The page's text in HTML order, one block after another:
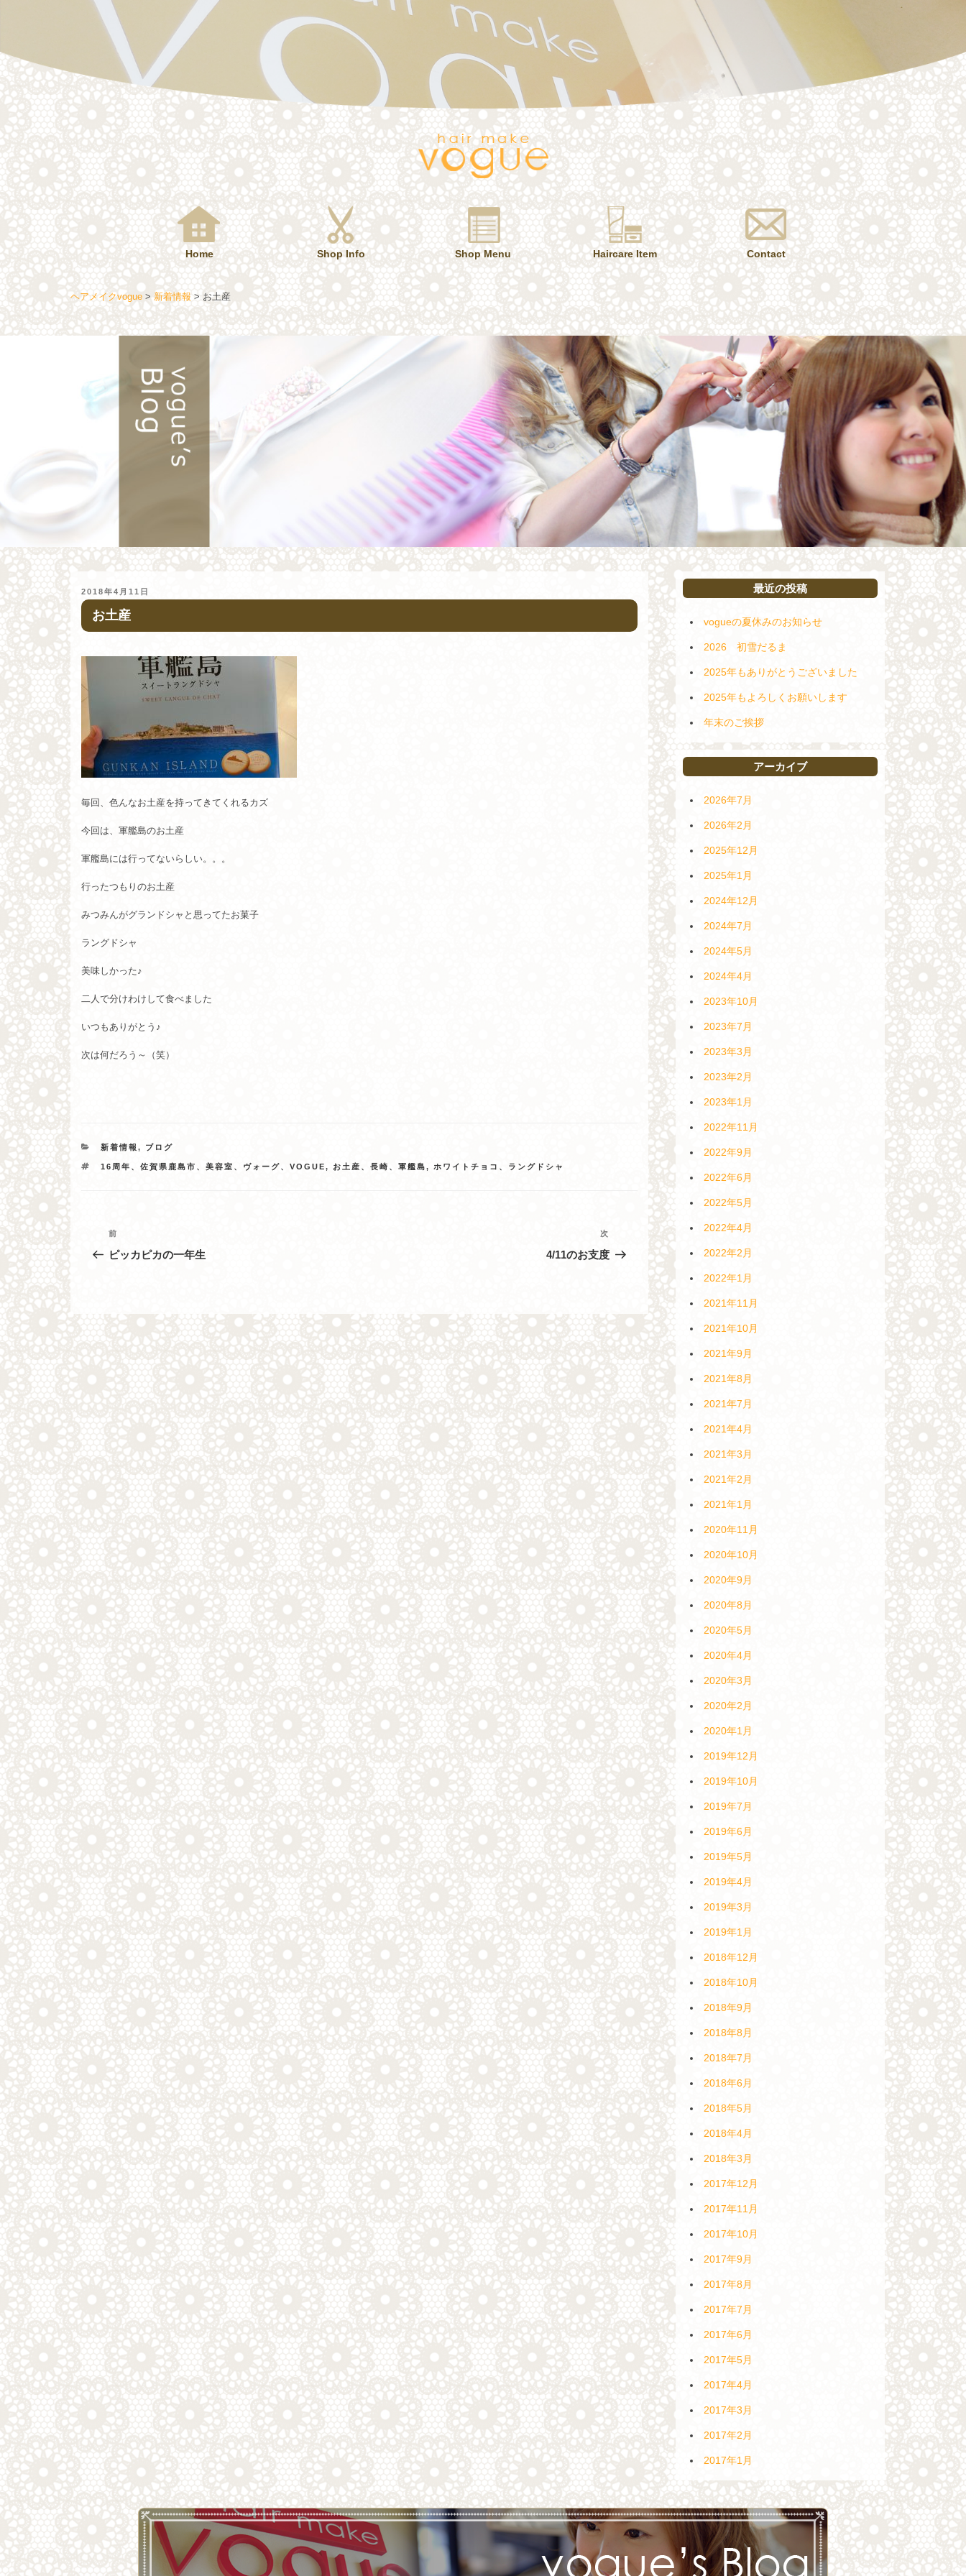
ツ
へ
ス
キ
プ
Home Shop Info Shop Menu Haircare Item Contact
ヘアメイクvogue>新着情報 > お土産
投
稿
日:
2018年4月11日
お土産
毎回、色んなお土産を持ってきてくれるカズ
今回は、軍艦島のお土産
軍艦島には行ってないらしい。。。
行ったつもりのお土産
みつみんがグランドシャと思ってたお菓子
ラングドシャ
美味しかった♪
二人で分けわけして食べました
いつもありがとう♪
次は何だろう～（笑）
カ
ゴ
新着情報, ブログ
タ
16周年、佐賀県鹿島市、美容室、ヴォーグ、VOGUE, お土産、長崎、軍艦島, ホワイトチョコ、ラングドシャ
投
稿
ゲ
ー
シ
ョ
ン
過
去
の
前
ピッカピカの一年生
次
4/11のお支度
最近の投稿
vogueの夏休みのお知らせ
2026 初雪だるま
2025年もありがとうございました
2025年もよろしくお願いします
年末のご挨拶
アーカイブ
2026年7月
2026年2月
2025年12月
2025年1月
2024年12月
2024年7月
2024年5月
2024年4月
2023年10月
2023年7月
2023年3月
2023年2月
2023年1月
2022年11月
2022年9月
2022年6月
2022年5月
2022年4月
2022年2月
2022年1月
2021年11月
2021年10月
2021年9月
2021年8月
2021年7月
2021年4月
2021年3月
2021年2月
2021年1月
2020年11月
2020年10月
2020年9月
2020年8月
2020年5月
2020年4月
2020年3月
2020年2月
2020年1月
2019年12月
2019年10月
2019年7月
2019年6月
2019年5月
2019年4月
2019年3月
2019年1月
2018年12月
2018年10月
2018年9月
2018年8月
2018年7月
2018年6月
2018年5月
2018年4月
2018年3月
2017年12月
2017年11月
2017年10月
2017年9月
2017年8月
2017年7月
2017年6月
2017年5月
2017年4月
2017年3月
2017年2月
2017年1月